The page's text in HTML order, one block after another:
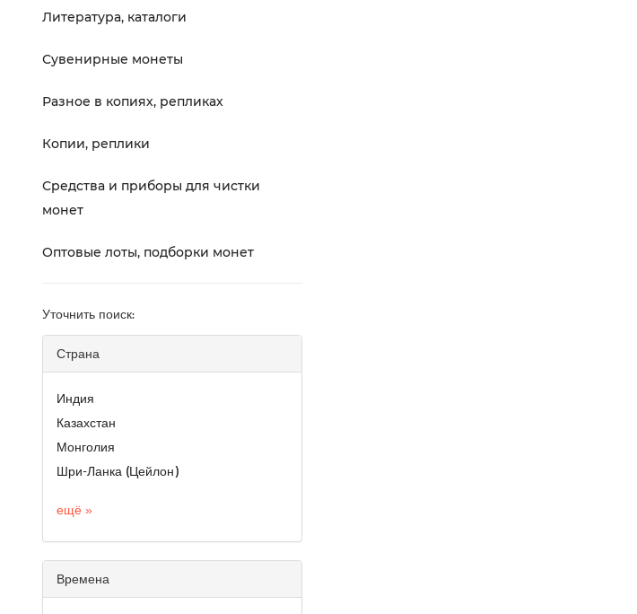
Литература, каталоги
Сувенирные монеты
Разное в копиях, репликах
Копии, реплики
Средства и приборы для чистки
монет
Оптовые лоты, подборки монет
Уточнить поиск:
Страна
Индия
Казахстан
Монголия
Шри-Ланка (Цейлон)
ещё »
Времена